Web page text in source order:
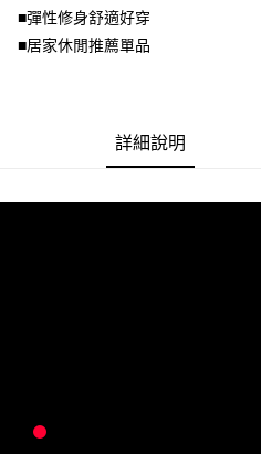
易，需依本服務之必要範圍內提供個人
權轉讓予恩沛科技股份有限公司。
４．使用「AFTEE先享後付」時，將
請求用戶進行身份認證。
■彈性修身舒適好穿
■居家休閒推薦單品
詳細說明